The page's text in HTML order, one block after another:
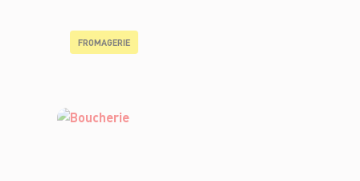
FROMAGERIE